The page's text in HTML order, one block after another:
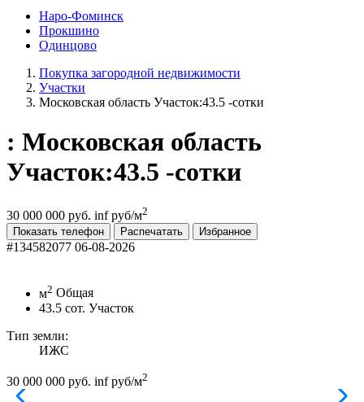
Наро-Фоминск
Прокшино
Одинцово
Покупка загородной недвижимости
Участки
Московская область Участок:43.5 -сотки
: Московская область
Участок:43.5 -сотки
30 000 000 руб. inf руб/м2
Показать телефон
Распечатать Избранное
#134582077 06-08-2026
м2 Общая
43.5 сот. Участок
Тип земли:
ИЖС
30 000 000 руб. inf руб/м2